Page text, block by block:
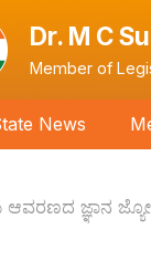
Dr. M C
Member of
News
ಆವರಣದ ಜ್ಞಾನ